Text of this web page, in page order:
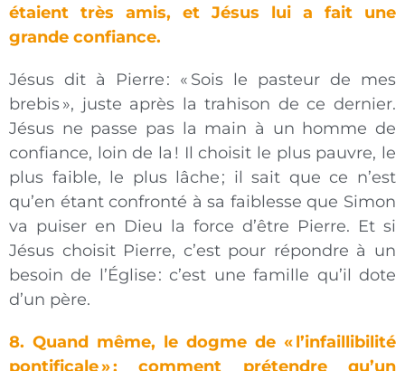
étaient très amis, et Jésus lui a fait une
grande confiance.
Jésus dit à Pierre : « Sois le pasteur de mes
brebis », juste après la trahison de ce dernier.
Jésus ne passe pas la main à un homme de
confiance, loin de la ! Il choisit le plus pauvre, le
plus faible, le plus lâche ; il sait que ce n’est
qu’en étant confronté à sa faiblesse que Simon
va puiser en Dieu la force d’être Pierre. Et si
Jésus choisit Pierre, c’est pour répondre à un
besoin de l’Église : c’est une famille qu’il dote
d’un père.
8. Quand même, le dogme de « l’infaillibilité
pontificale » : comment prétendre qu’un